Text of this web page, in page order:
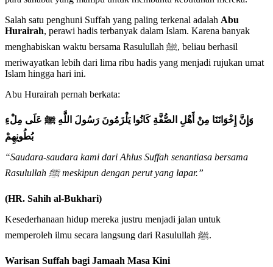
Salah satu penghuni Suffah yang paling terkenal adalah Abu
Hurairah, perawi hadis terbanyak dalam Islam. Karena banyak
menghabiskan waktu bersama Rasulullah ﷺ, beliau berhasil
meriwayatkan lebih dari lima ribu hadis yang menjadi rujukan umat
Islam hingga hari ini.
Abu Hurairah pernah berkata:
وَإِنَّ إِخْوَانَنَا مِنْ أَهْلِ الصُّفَّةِ كَانُوا يَلْزَمُونَ رَسُولَ اللَّهِ ﷺ عَلَى مِلْءِ
بُطُونِهِمْ
“Saudara-saudara kami dari Ahlus Suffah senantiasa bersama
Rasulullah ﷺmeskipun dengan perut yang lapar.”
(HR. Sahih al-Bukhari)
Kesederhanaan hidup mereka justru menjadi jalan untuk
memperoleh ilmu secara langsung dari Rasulullah ﷺ.
Warisan Suffah bagi Jamaah Masa Kini